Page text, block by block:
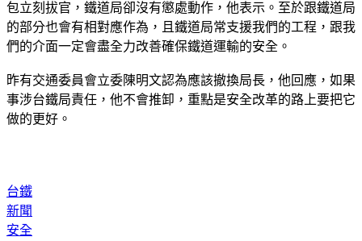
前日611復興號因鐵道局工程出包導致出軌，外界質疑台鐵出
包立刻拔官，鐵道局卻沒有懲處動作，他表示。至於跟鐵道局
的部分也會有相對應作為，且鐵道局常支援我們的工程，跟我
昨有交通委員會立委陳明文認為應該撤換局長，他回應，如果
事涉台鐵局責任，他不會推卸，重點是安全改革的路上要把它
台鐵
新聞